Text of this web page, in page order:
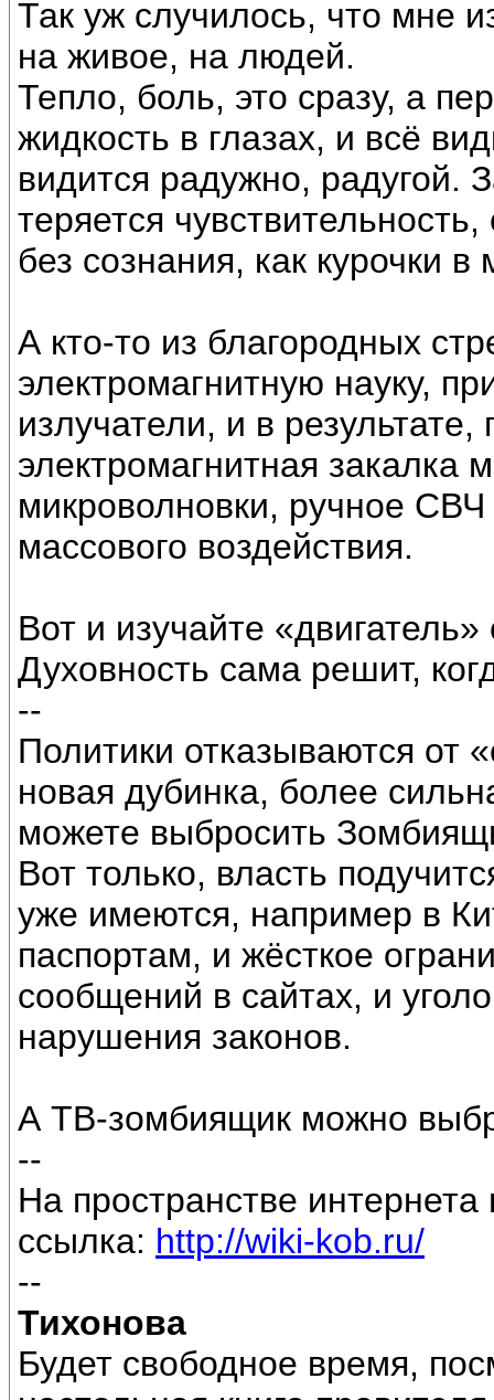
Так уж случилось, что мне
на живое, на людей.
Тепло, боль, это сразу, а
жидкость в глазах, и всё
видится радужно, радугой.
теряется
без сознания, как курочки в
А кто-то из благородных
электромагнитную науку,
излучатели, и в
электромагнитная закалка
микроволновки, ручное
массового воздействия.
Вот и изучайте
Духовность сама решит,
--
Политики отказываются от
новая дубинка, более
можете выбросить
Вот только, власть
уже имеются, например в
паспортам, и жёсткое
сообщений в сайтах, и
нарушения законов.
А ТВ-зомбиящик можно
--
На пространстве
ссылка: http://wiki-kob.ru/
--
Тихонова
Будет свободное время,